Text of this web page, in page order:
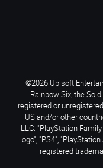
©2026 Ubisoft
Rainbow Six, the
registered or
US and/or other
LLC. "PlayStation Family
logo", "PS4",
registered